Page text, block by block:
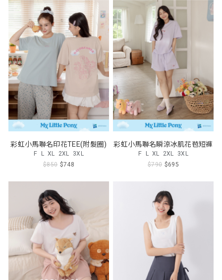
彩虹小馬聯名印花TEE(附髮圈)
F L XL 2XL 3XL
$850 $748
彩虹小馬聯名瞬涼冰肌花苞短褲
F L XL 2XL 3XL
$790 $695